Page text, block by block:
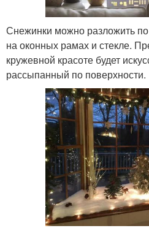
Снежинки можно разложить по
на оконных рамах и стекле.
кружевной красоте будет
рассыпанный по поверхности.